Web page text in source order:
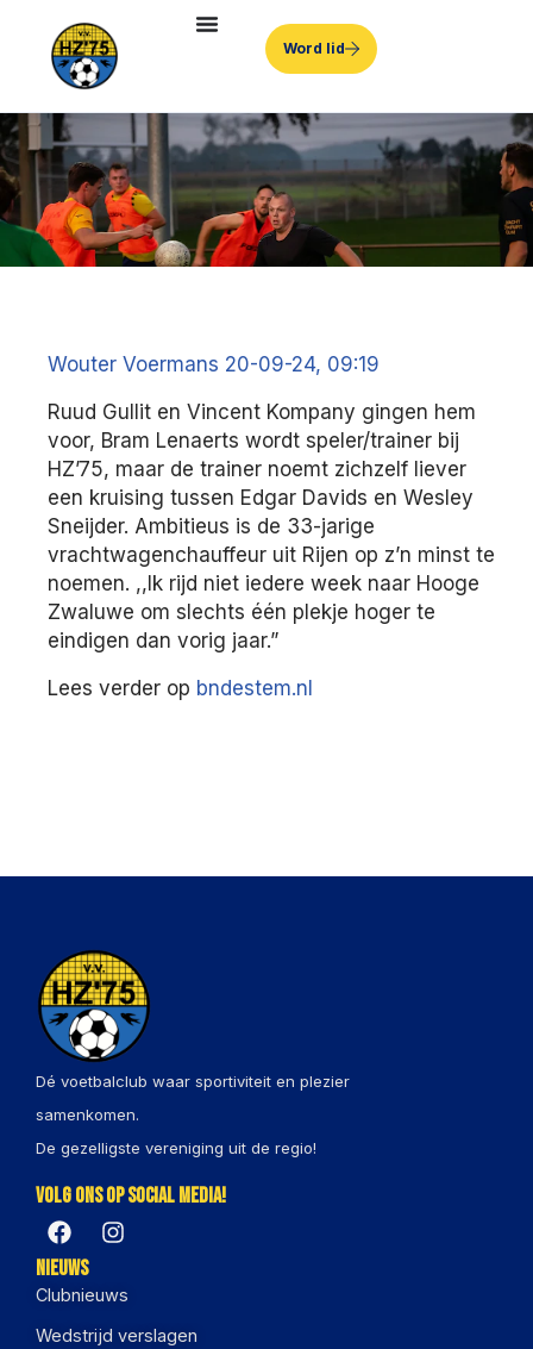
Word lid
Wouter Voermans 20-09-24, 09:19
Ruud Gullit en Vincent Kompany gingen hem
voor, Bram Lenaerts wordt speler/trainer bij
HZ’75, maar de trainer noemt zichzelf liever
een kruising tussen Edgar Davids en Wesley
Sneijder. Ambitieus is de 33-jarige
vrachtwagenchauffeur uit Rijen op z’n minst te
noemen. ,,Ik rijd niet iedere week naar Hooge
Zwaluwe om slechts één plekje hoger te
eindigen dan vorig jaar.”
Lees verder op bndestem.nl
Dé voetbalclub waar sportiviteit en plezier
samenkomen.
De gezelligste vereniging uit de regio!
Volg ons op social media!
Nieuws
Clubnieuws
Wedstrijd verslagen